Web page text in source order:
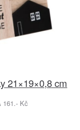
21×19×0,8 cm
161.- Kč